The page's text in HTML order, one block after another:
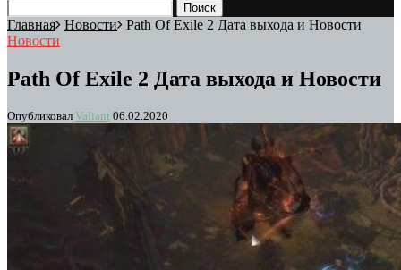
Главная Новости
Path Of Exile 2 Дата выхода и Новости
Новости
Path Of Exile 2 Дата выхода и Новости
Опубликовал Valiant 06.02.2020